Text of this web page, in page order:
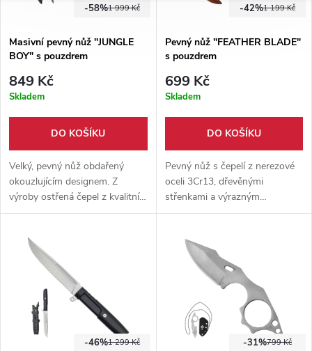
1 999 Kč
-58%
Masivní pevný nůž "JUNGLE
BOY" s pouzdrem
849 Kč
Skladem
DO KOŠÍKU
Velký, pevný nůž obdařený
okouzlujícím designem. Z
výroby ostřená čepel z kvalitní
nerezové oceli a pohodlná
součástí balení.
1 199 Kč
-42%
Pevný nůž "FEATHER BLADE"
s pouzdrem
699 Kč
Skladem
DO KOŠÍKU
Pevný nůž s čepelí z nerezové
oceli 3Cr13, dřevěnými
střenkami a výrazným
designem ve stylu ptačího pera.
syntetické kůže pro uložení a
přenášení.
1 299 Kč
-46% 799 Kč
-31%